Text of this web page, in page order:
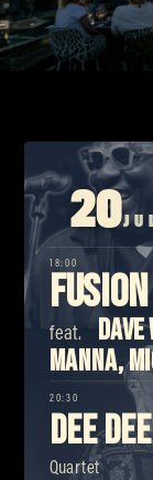
20
18:00
feat.
Manna,
20:30
Dee
Quartet